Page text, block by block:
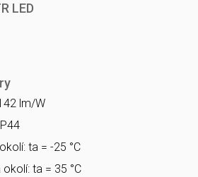
LED
lm/W
ta = -25 °C
ta = 35 °C